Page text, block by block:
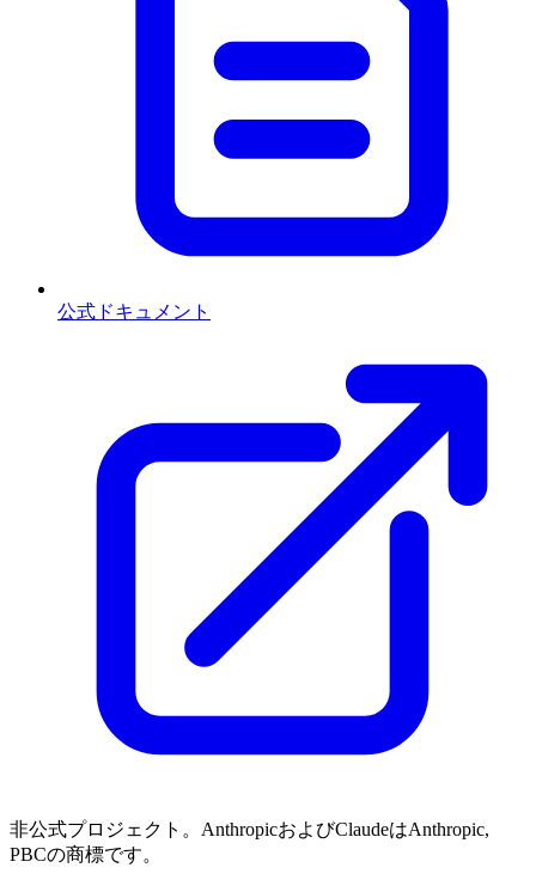
公式ドキュメント
非公式プロジェクト。AnthropicおよびClaudeはAnthropic,
PBCの商標です。